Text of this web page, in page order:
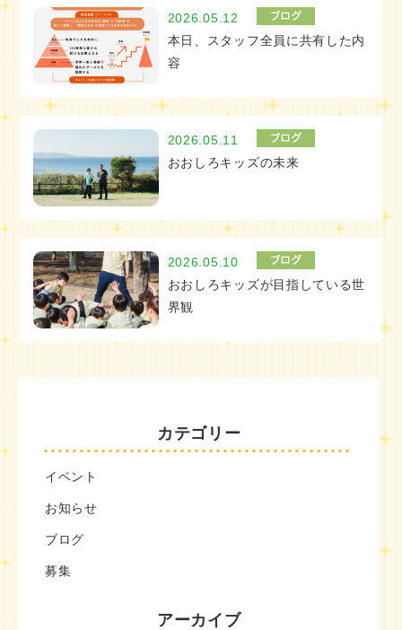
カテゴリー
イベント
お知らせ
ブログ
募集
アーカイブ
2026.05.12
本日、スタッフ全員に共有した内
容
2026.05.11
おおしろキッズの未来
2026.05.10
おおしろキッズが目指している世
界観